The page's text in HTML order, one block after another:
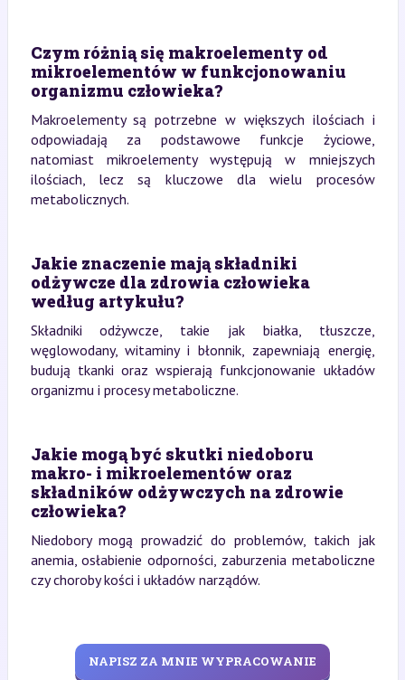
Czym różnią się makroelementy od
mikroelementów w funkcjonowaniu
organizmu człowieka?
Makroelementy są potrzebne w większych ilościach i
odpowiadają za podstawowe funkcje życiowe,
natomiast mikroelementy występują w mniejszych
ilościach, lecz są kluczowe dla wielu procesów
metabolicznych.
Jakie znaczenie mają składniki
odżywcze dla zdrowia człowieka
według artykułu?
Składniki odżywcze, takie jak białka, tłuszcze,
węglowodany, witaminy i błonnik, zapewniają energię,
budują tkanki oraz wspierają funkcjonowanie układów
organizmu i procesy metaboliczne.
Jakie mogą być skutki niedoboru
makro- i mikroelementów oraz
składników odżywczych na zdrowie
człowieka?
Niedobory mogą prowadzić do problemów, takich jak
anemia, osłabienie odporności, zaburzenia metaboliczne
czy choroby kości i układów narządów.
NAPISZ ZA MNIE WYPRACOWANIE